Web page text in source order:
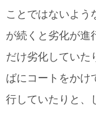
ことではないよう
が続くと劣化が進
だけ劣化していた
ばにコートをかけ
行していたりと、